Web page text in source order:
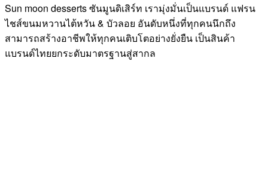
Sun moon desserts ซันมูนดิเสิร์ท เรามุ่งมั่นเป็นแบรนด์ แฟรน
ไชส์ขนมหวานไต้หวัน & บัวลอย อันดับหนึ่งที่ทุกคนนึกถึง
สามารถสร้างอาชีพให้ทุกคนเติบโตอย่างยั่งยืน เป็นสินค้า
แบรนด์ไทยยกระดับมาตรฐานสู่สากล